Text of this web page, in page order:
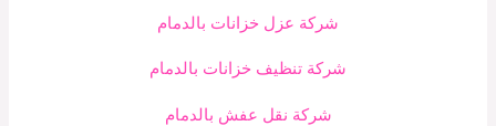
شركة عزل خزانات بالدمام
شركة تنظيف خزانات بالدمام
شركة نقل عفش بالدمام